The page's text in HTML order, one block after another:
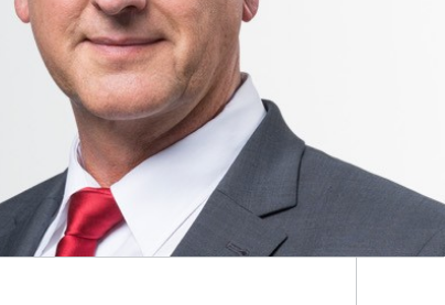
Digital Ocean Lab